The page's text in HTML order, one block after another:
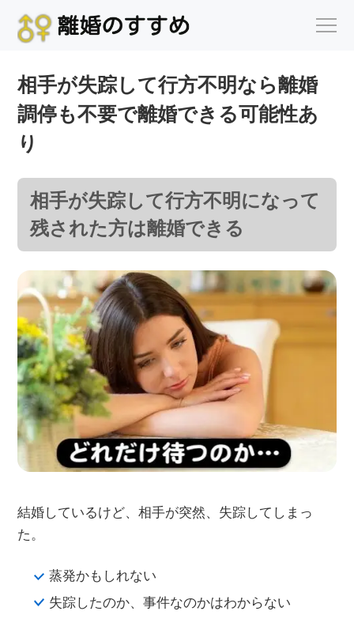
相手が失踪して行方不明なら離婚
調停も不要で離婚できる可能性あ
り
相手が失踪して行方不明になって
残された方は離婚できる
結婚しているけど、相手が突然、失踪してしまっ
た。
蒸発かもしれない
失踪したのか、事件なのかはわからない